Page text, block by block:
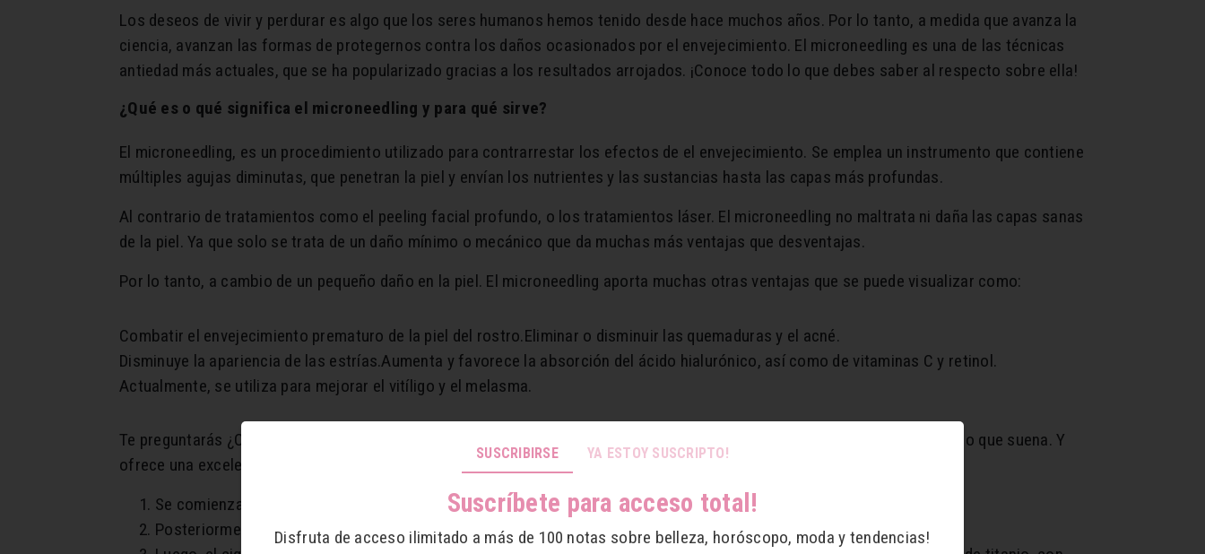
Los deseos de vivir y perdurar es algo que los seres humanos hemos tenido desde hace muchos años. Por lo tanto, a medida que avanza la
ciencia, avanzan las formas de protegernos contra los daños ocasionados por el envejecimiento. El microneedling es una de las técnicas
antiedad más actuales, que se ha popularizado gracias a los resultados arrojados. ¡Conoce todo lo que debes saber al respecto sobre ella!
¿Qué es o qué significa el microneedling y para qué sirve?
El microneedling, es un procedimiento utilizado para contrarrestar los efectos de el envejecimiento. Se emplea un instrumento que contiene
múltiples agujas diminutas, que penetran la piel y envían los nutrientes y las sustancias hasta las capas más profundas.
Al contrario de tratamientos como el peeling facial profundo, o los tratamientos láser. El microneedling no maltrata ni daña las capas sanas
de la piel. Ya que solo se trata de un daño mínimo o mecánico que da muchas más ventajas que desventajas.
Por lo tanto, a cambio de un pequeño daño en la piel. El microneedling aporta muchas otras ventajas que se puede visualizar como:
Combatir el envejecimiento prematuro de la piel del rostro.Eliminar o disminuir las quemaduras y el acné.
Disminuye la apariencia de las estrías.Aumenta y favorece la absorción del ácido hialurónico, así como de vitaminas C y retinol.
Actualmente, se utiliza para mejorar el vitíligo y el melasma.
Te preguntarás ¿Cómo es el procedimiento del microneedling? Pues la verdad es un procedimiento que es más sencillo de lo que suena. Y
ofrece una excelente oportunidad para relajarte.
Se comienza con una limpieza total y profunda del rostro.
Posteriormente, se prepara la piel aplicando diferentes vitaminas y ácido hialurónico. Y se da un masaje.
SUSCRIBIRSE YA ESTOY SUSCRIPTO!
Suscríbete para acceso total!
Disfruta de acceso ilimitado a más de 100 notas sobre belleza, horóscopo, moda y tendencias!